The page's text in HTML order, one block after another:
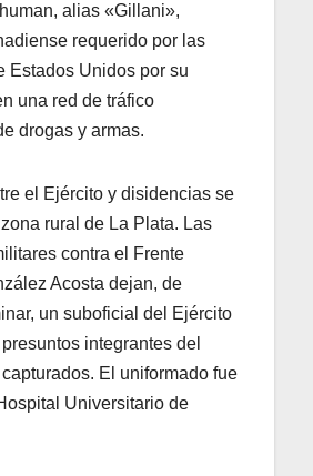
alias «Gillani»,
requerido por las
Estados Unidos por su
una red de tráfico
drogas y armas.
el Ejército y disidencias se
rural de La Plata. Las
contra el Frente
Acosta dejan, de
un suboficial del Ejército
integrantes del
El uniformado fue
Universitario de